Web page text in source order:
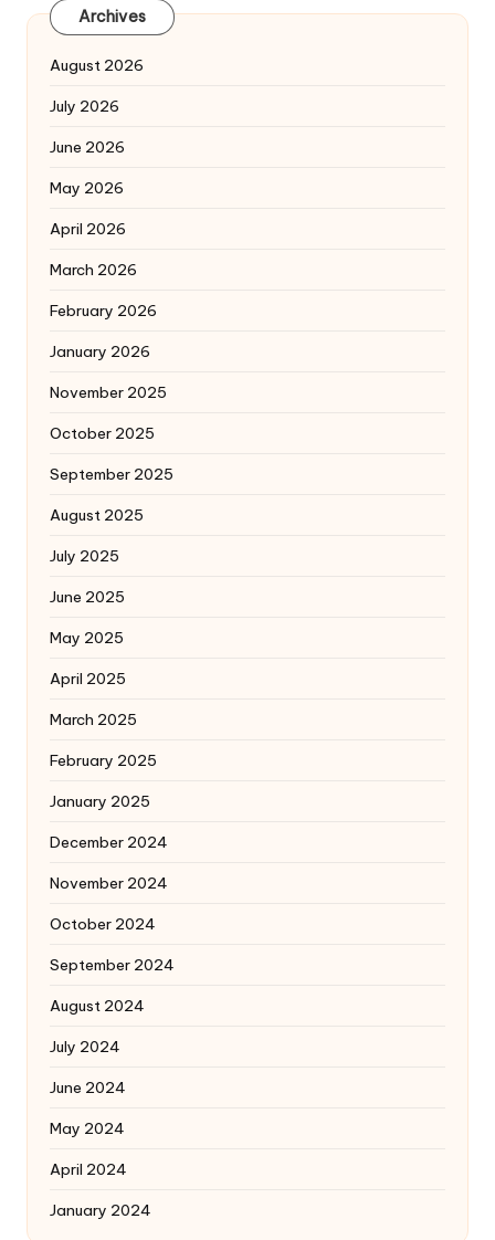
Archives
August 2026
July 2026
June 2026
May 2026
April 2026
March 2026
February 2026
January 2026
November 2025
October 2025
September 2025
August 2025
July 2025
June 2025
May 2025
April 2025
March 2025
February 2025
January 2025
December 2024
November 2024
October 2024
September 2024
August 2024
July 2024
June 2024
May 2024
April 2024
January 2024